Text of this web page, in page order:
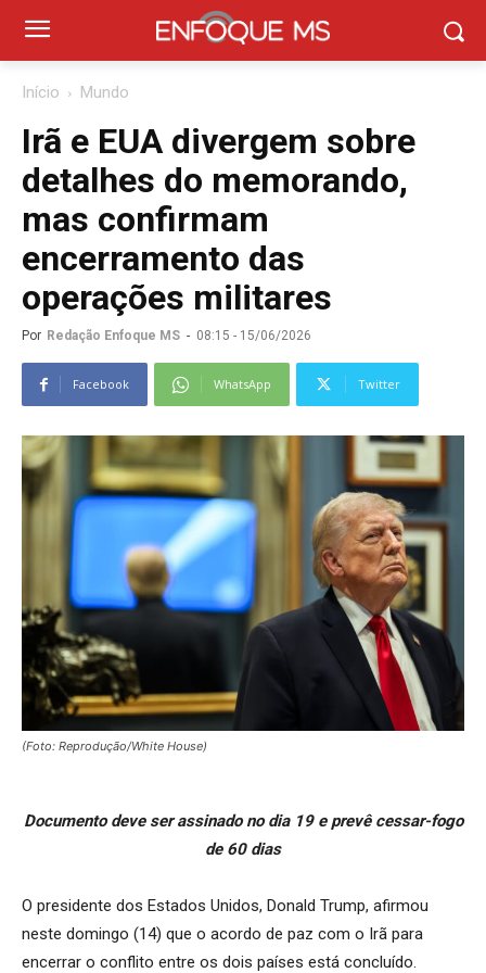
Início Mundo
Irã e EUA divergem sobre
detalhes do memorando,
mas confirmam
encerramento das
operações militares
Por Redação Enfoque MS - 08:15 - 15/06/2026
Facebook WhatsApp Twitter
(Foto: Reprodução/White House)
Documento deve ser assinado no dia 19 e prevê cessar-fogo
de 60 dias
O presidente dos Estados Unidos, Donald Trump, afirmou
neste domingo (14) que o acordo de paz com o Irã para
encerrar o conflito entre os dois países está concluído.